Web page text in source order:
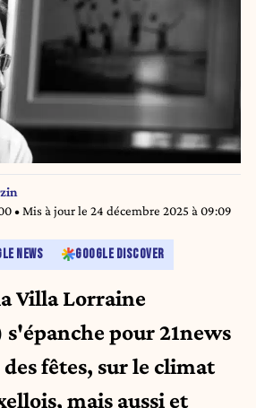
• Mis à jour le 24 décembre 2025 à 09:09
NEWS GOOGLE DISCOVER
Villa Lorraine
pour 21news
fêtes, sur le climat
mais aussi et